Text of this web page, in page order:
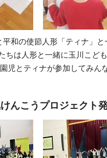
和の使節人形「ティナ」
は人形と一緒に玉川こど
児とティナが参加してみん
こうプロジェクト